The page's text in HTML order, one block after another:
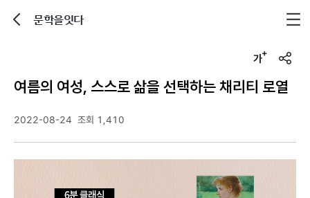
문학을잇다
u
r
l
여름의 여성, 스스로 삶을 선택하는 채리티 로열
2022-08-24 조회 1,410